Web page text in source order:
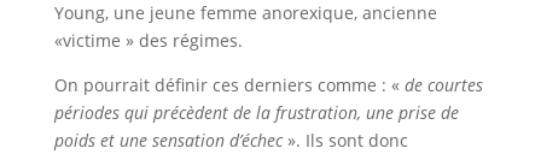
Young, une jeune femme anorexique, ancienne
«victime » des régimes.
On pourrait définir ces derniers comme : « de courtes
périodes qui précèdent de la frustration, une prise de
poids et une sensation d’échec». Ils sont donc